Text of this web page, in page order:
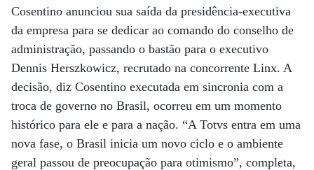
Cosentino anunciou sua saída da presidência-executiva
da empresa para se dedicar ao comando do conselho de
administração, passando o bastão para o executivo
Dennis Herszkowicz, recrutado na concorrente Linx. A
decisão, diz Cosentino executada em sincronia com a
troca de governo no Brasil, ocorreu em um momento
histórico para ele e para a nação. “A Totvs entra em uma
nova fase, o Brasil inicia um novo ciclo e o ambiente
geral passou de preocupação para otimismo”, completa,